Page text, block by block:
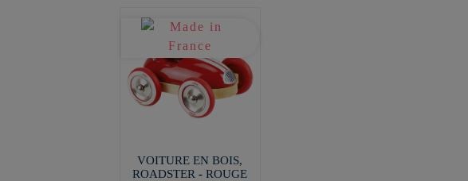
VOITURE EN BOIS,
ROADSTER - ROUGE